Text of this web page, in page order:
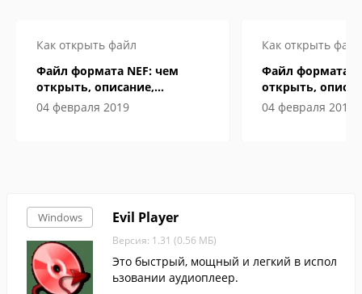
Как открыть файл
Файл формата NEF: чем
открыть, описание,
особенности
04 февраля 2019
Как открыть файл
Файл формата
открыть,
особенности
04 февраля 2019
Windows Evil Player
Версия: 1.31 (0.56 МБ)
Это быстрый, мощный и легкий в испол
ьзовании аудиоплеер.